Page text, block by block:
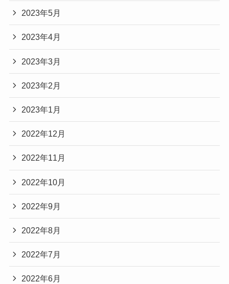
2023年5月
2023年4月
2023年3月
2023年2月
2023年1月
2022年12月
2022年11月
2022年10月
2022年9月
2022年8月
2022年7月
2022年6月